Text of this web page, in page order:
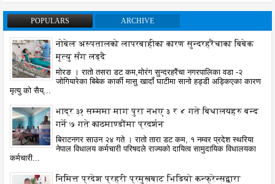
POPULARS ARCHIVE
नोबेल अस्पतालको लापरबाहीका कारण सुन्दरहरैंचाका बिबेक
मृत्यु सँग लड्दै
मोरङ । रातो तसरा डट कम,मोरंग सुन्दरहरैंचा नगरपालिका वडा -२
जोगियारेका बिबेक कार्की मासु खादाँ घाटीमा सानो हड्डी अड्किएका कारण
मृत्यु को सैय्...
भाद्र ३१ सम्ममा माग पुरा नभए ३ र ४ गते बिधालयहरु बन्द
गर्ने ७ गते काठमाण्डौंमा प्रदर्शन
बिराटनगर साउन २४ गते । रातो तारा डट कम, १ नम्वर प्रदेश स्थरिया
नेपाल विधालय कर्मचारी परिषदले राज्यको दायित्व सामुदायिक विधालयका
कर्मचारी...
निमित्त प्रदेश प्रहरी प्रमुखबाट भिडियो कन्फ्रेन्सद्वारा